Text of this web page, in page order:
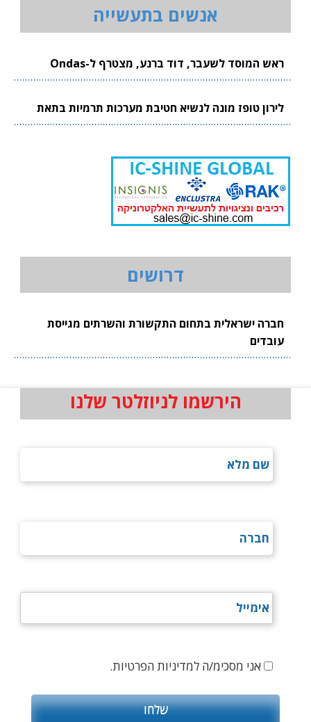
אנשים בתעשייה
ראש המוסד לשעבר, דוד ברנע, מצטרף ל-Ondas
לירון טופז מונה לנשיא חטיבת מערכות תרמיות בתאת
דרושים
חברה ישראלית בתחום התקשורת והשרתים מגייסת
עובדים
הירשמו לניוזלטר שלנו
אני מסכימ/ה למדיניות הפרטיות.